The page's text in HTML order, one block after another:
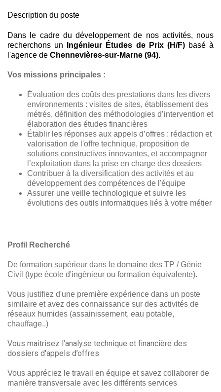
Description du poste
Dans le cadre du développement de nos activités, nous
recherchons un Ingénieur Études de Prix (H/F) basé à
l'agence de Chennevières-sur-Marne (94).
Vos missions principales :
Évaluation des coûts des prestations dans les divers
environnements : visites de sites, établissement des
métrés, définition des méthodologies d’intervention et
élaboration des études financières
Établir les réponses aux appels d’offres : rédaction et
valorisation de l'offre technique, proposition de
solutions constructives innovantes, et accompagner
l’exploitation dans la prise en charge des dossiers
Contribuer à la diversification des activités et au
développement des compétences de l'équipe
Assurer une veille technologique et suivre les
évolutions des outils informatiques liés à votre métier
Profil Recherché
De formation supérieur dans le domaine des TP / Génie
Civil (type école d'ingénieur ou formation équivalente).
Vous justifiez d'une première expérience dans un poste
similaire et avez des connaissance sur des activités de
réseaux humides (assainissement, eau potable,
chauffage..)
Vous maitrisez l'analyse technique et financière des
dossiers d'appels d’offres
Vous appréciez le travail en équipe et savez collaborer de
manière transversale avec les différents services